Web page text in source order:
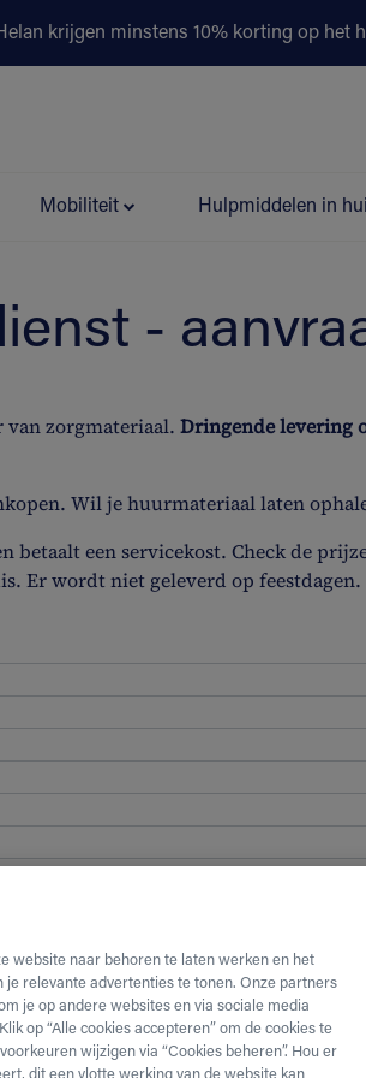
krijgen minstens 10% korting op het
Mobiliteit Hulpmiddelen in
-
zorgmateriaal. Dringende levering
Wil je huurmateriaal laten
betaalt een servicekost. Check de
Er wordt niet geleverd op feestdagen.
website naar behoren te laten werken en het
relevante advertenties te tonen. Onze partners
je op andere websites en via sociale media
op “Alle cookies accepteren” om de cookies te
wijzigen via “Cookies beheren”. Hou er